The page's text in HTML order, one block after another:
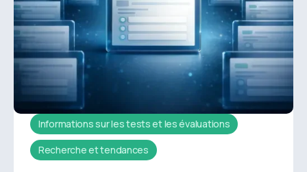
Informations sur les tests et les évaluations
Recherche et tendances